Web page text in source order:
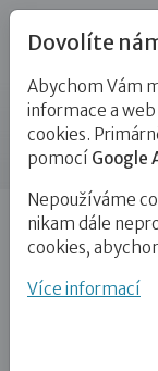
Blog
Příspěvek
Úvod Blog
Imunita
Dovolíte
Abychom Vám
informace a
cookies.
pomocí Google
Nepoužíváme
nikam dále
cookies,
Více informací